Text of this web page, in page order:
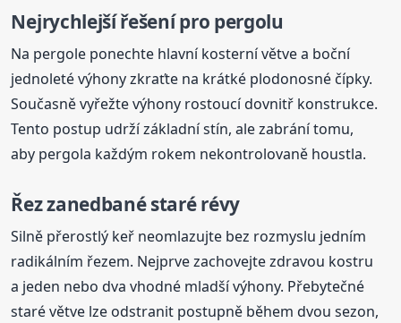
Nejrychlejší řešení pro pergolu
Na pergole ponechte hlavní kosterní větve a boční
jednoleté výhony zkraťte na krátké plodonosné čípky.
Současně vyřežte výhony rostoucí dovnitř konstrukce.
Tento postup udrží základní stín, ale zabrání tomu,
aby pergola každým rokem nekontrolovaně houstla.
Řez zanedbané staré révy
Silně přerostlý keř neomlazujte bez rozmyslu jedním
radikálním řezem. Nejprve zachovejte zdravou kostru
a jeden nebo dva vhodné mladší výhony. Přebytečné
staré větve lze odstranit postupně během dvou sezon,